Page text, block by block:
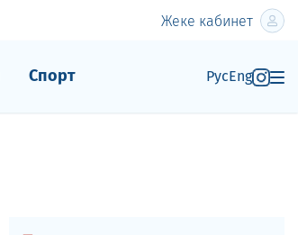
Жеке кабинет
Спорт РусEng